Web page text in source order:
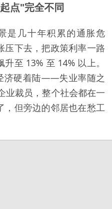
点"完全不同
是几十年积累的通胀危
压下去，把政策利率一路
至 13% 至 14% 以上。
济硬着陆——失业率随之
业裁员，整个社会都在一
，但旁边的邻居也在愁工